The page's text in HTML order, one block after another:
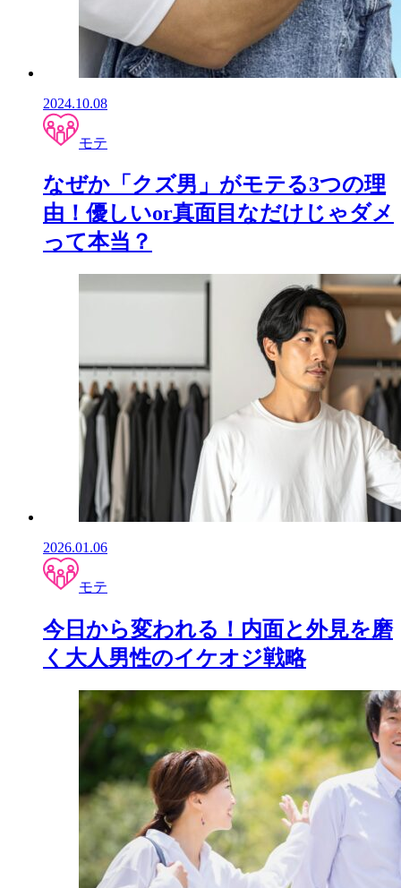
2024.10.08
モテ
なぜか「クズ男」がモテる3つの理
由！優しいor真面目なだけじゃダメ
って本当？
2026.01.06
モテ
今日から変われる！内面と外見を磨
く大人男性のイケオジ戦略